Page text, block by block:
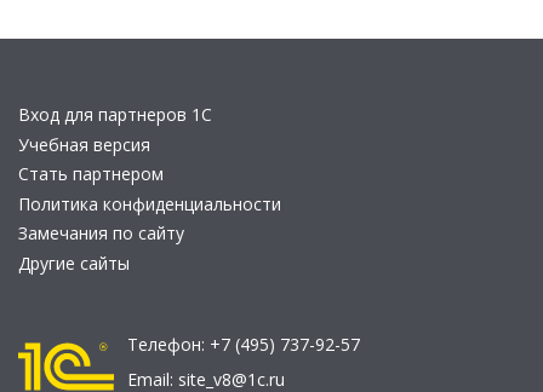
Вход для партнеров 1С
Учебная версия
Стать партнером
Политика конфиденциальности
Замечания по сайту
Другие сайты
Телефон: +7 (495) 737-92-57
Email: site_v8@1c.ru